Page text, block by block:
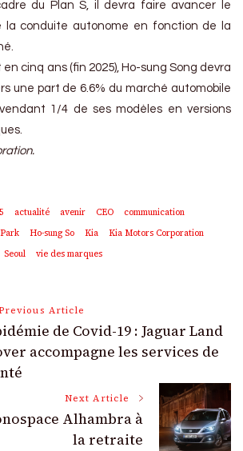
du Plan S, il devra faire avancer le
la conduite autonome en fonction de la
cinq ans (fin 2025), Ho-sung Song devra
une part de 6.6% du marché automobile
1/4 de ses modèles en versions
actualité avenir CEO
communication
Ho-sung So Kia
Kia Motors Corporation
Seoul vie des marques
Article
de Covid-19 : Jaguar Land
accompagne les services de
Next Article
Alhambra à
la retraite